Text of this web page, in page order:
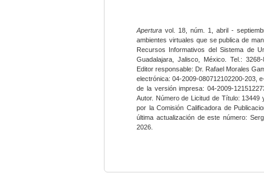
Apertura vol. 18, núm. 1, abril -
ambientes virtuales que se publica de
Recursos Informativos del Sistema de
Guadalajara, Jalisco, México. Tel.:
Editor responsable: Dr. Rafael Morales
electrónica: 04-2009-080712102200-203,
de la versión impresa: 04-2009-
Autor. Número de Licitud de Título:
por la Comisión Calificadora de
última actualización de este número:
2026.